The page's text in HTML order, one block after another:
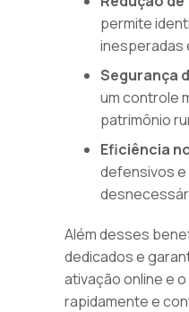
permite
inesperadas
Segurança
um controle
patrimônio
Eficiência
defensivos e
Além desses
dedicados e
ativação online e
rapidamente e